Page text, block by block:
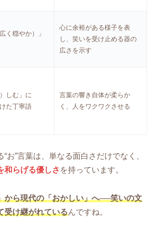
く穏やか）」
心に余裕がある様子を表
し、笑いを受け止める器の
広さを示す
しむ」に
た丁寧語
言葉の響き自体が柔らか
く、人をワクワクさせる
“お”言葉は、単なる面白さだけでなく、
和らげる優しさ を持っています。
から現代の「おかしい」へ──笑いの文
受け継がれているんですね。